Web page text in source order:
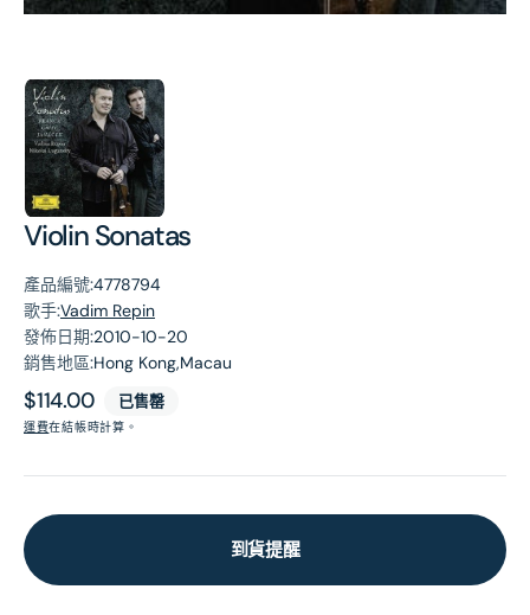
Violin Sonatas
產品編號:4778794
歌手:Vadim Repin
發佈日期:2010-10-20
銷售地區:Hong Kong,Macau
原
價
$114.00 已售罄
運費在結帳時計算。
到貨提醒
張